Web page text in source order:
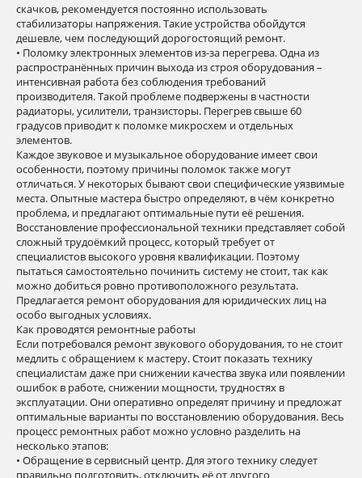
скачков, рекомендуется постоянно использовать
стабилизаторы напряжения. Такие устройства обойдутся
дешевле, чем последующий дорогостоящий ремонт.
• Поломку электронных элементов из-за перегрева. Одна из
распространённых причин выхода из строя оборудования –
интенсивная работа без соблюдения требований
производителя. Такой проблеме подвержены в частности
радиаторы, усилители, транзисторы. Перегрев свыше 60
градусов приводит к поломке микросхем и отдельных
элементов.
Каждое звуковое и музыкальное оборудование имеет свои
особенности, поэтому причины поломок также могут
отличаться. У некоторых бывают свои специфические уязвимые
места. Опытные мастера быстро определяют, в чём конкретно
проблема, и предлагают оптимальные пути её решения.
Восстановление профессиональной техники представляет собой
сложный трудоёмкий процесс, который требует от
специалистов высокого уровня квалификации. Поэтому
пытаться самостоятельно починить систему не стоит, так как
можно добиться ровно противоположного результата.
Предлагается ремонт оборудования для юридических лиц на
особо выгодных условиях.
Как проводятся ремонтные работы
Если потребовался ремонт звукового оборудования, то не стоит
медлить с обращением к мастеру. Стоит показать технику
специалистам даже при снижении качества звука или появлении
ошибок в работе, снижении мощности, трудностях в
эксплуатации. Они оперативно определят причину и предложат
оптимальные варианты по восстановлению оборудования. Весь
процесс ремонтных работ можно условно разделить на
несколько этапов:
• Обращение в сервисный центр. Для этого технику следует
правильно подготовить, отключить её от другого